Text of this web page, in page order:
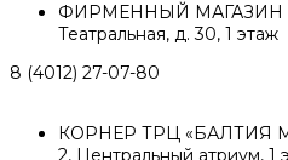
ФИРМЕННЫЙ МАГАЗИН
Театральная, д. 30, 1 этаж
8 (4012) 27-07-80
КОРНЕР ТРЦ «БАЛТИЯ
2, Центральный атриум, 1